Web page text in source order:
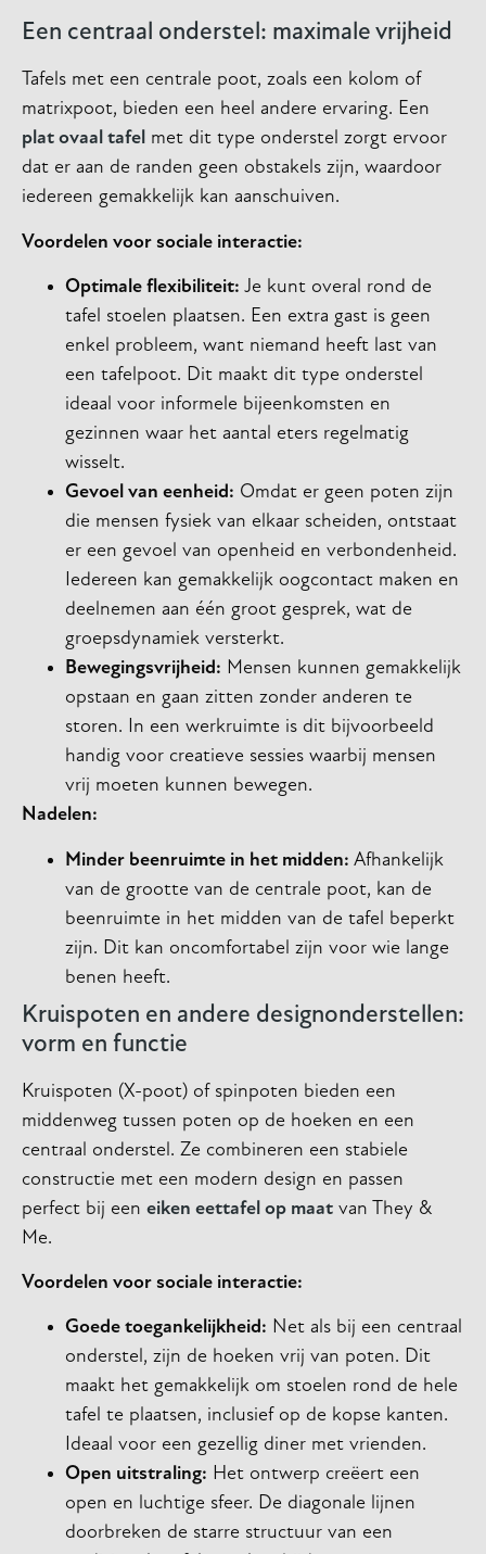
Een centraal onderstel: maximale vrijheid
Tafels met een centrale poot, zoals een kolom of
matrixpoot, bieden een heel andere ervaring. Een
plat ovaal tafel met dit type onderstel zorgt ervoor
dat er aan de randen geen obstakels zijn, waardoor
iedereen gemakkelijk kan aanschuiven.
Voordelen voor sociale interactie:
Optimale flexibiliteit: Je kunt overal rond de
tafel stoelen plaatsen. Een extra gast is geen
enkel probleem, want niemand heeft last van
een tafelpoot. Dit maakt dit type onderstel
ideaal voor informele bijeenkomsten en
gezinnen waar het aantal eters regelmatig
wisselt.
Gevoel van eenheid: Omdat er geen poten zijn
die mensen fysiek van elkaar scheiden, ontstaat
er een gevoel van openheid en verbondenheid.
Iedereen kan gemakkelijk oogcontact maken en
deelnemen aan één groot gesprek, wat de
groepsdynamiek versterkt.
Bewegingsvrijheid: Mensen kunnen gemakkelijk
opstaan en gaan zitten zonder anderen te
storen. In een werkruimte is dit bijvoorbeeld
handig voor creatieve sessies waarbij mensen
vrij moeten kunnen bewegen.
Nadelen:
Minder beenruimte in het midden: Afhankelijk
van de grootte van de centrale poot, kan de
beenruimte in het midden van de tafel beperkt
zijn. Dit kan oncomfortabel zijn voor wie lange
benen heeft.
Kruispoten en andere designonderstellen:
vorm en functie
Kruispoten (X-poot) of spinpoten bieden een
middenweg tussen poten op de hoeken en een
centraal onderstel. Ze combineren een stabiele
constructie met een modern design en passen
perfect bij een eiken eettafel op maat van They &
Me.
Voordelen voor sociale interactie:
Goede toegankelijkheid: Net als bij een centraal
onderstel, zijn de hoeken vrij van poten. Dit
maakt het gemakkelijk om stoelen rond de hele
tafel te plaatsen, inclusief op de kopse kanten.
Ideaal voor een gezellig diner met vrienden.
Open uitstraling: Het ontwerp creëert een
open en luchtige sfeer. De diagonale lijnen
doorbreken de starre structuur van een